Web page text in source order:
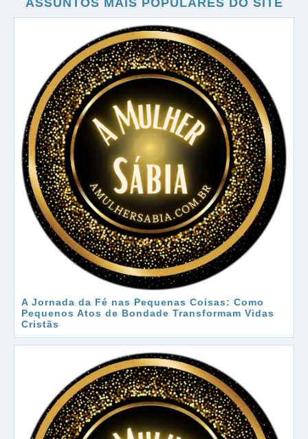
ASSUNTOS MAIS POPULARES DO SITE
A Jornada da Fé nas Pequenas Coisas: Como
Pequenos Atos de Bondade Transformam Vidas
Cristãs